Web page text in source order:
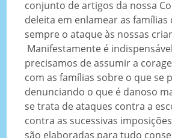
conjunto de artigos da nossa
deleita em enlamear as famílias
sempre o ataque às nossas
Manifestamente é
precisamos de assumir a
com as famílias sobre o que se
denunciando o que é danoso
se trata de ataques contra a
contra as sucessivas
são elaboradas para tudo